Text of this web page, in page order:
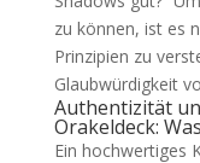
zu können, ist es
Prinzipien zu
Glaubwürdigkeit
Authentizität
Orakeldeck:
Ein hochwertiges